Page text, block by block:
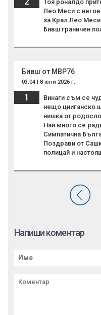
Тоя роналдо
Лео Меси с
за Крал Лео
Бивш граничен
Бивш от МВР76
03:04 | 8 юни 2026 г.
1
Винаги съм се
нещо цииганско
нишка от
Най много се
Симпатична
Поздрави от
полицай и
Напиши коментар